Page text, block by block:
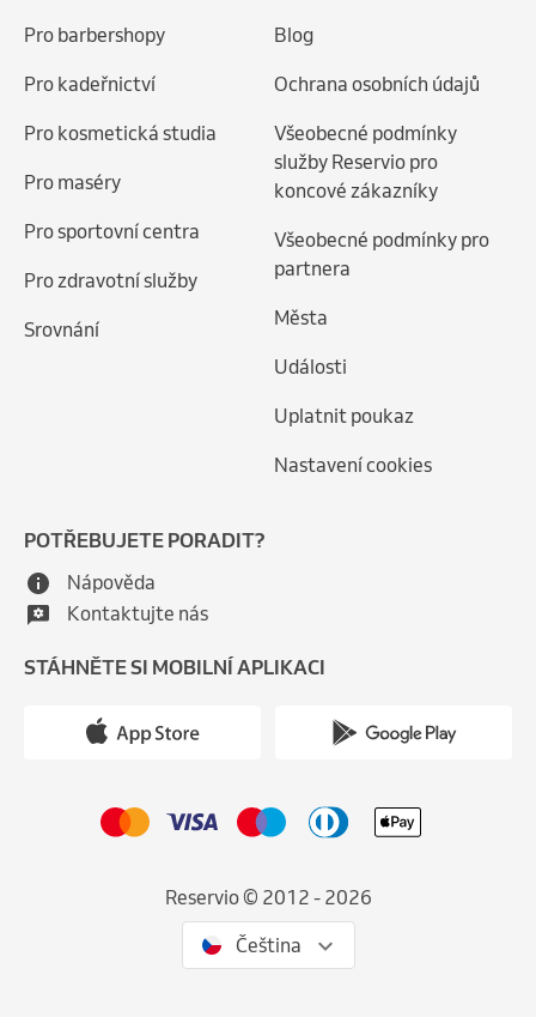
Pro barbershopy
Pro kadeřnictví
Pro kosmetická studia
Pro maséry
Pro sportovní centra
Pro zdravotní služby
Srovnání
Blog
Ochrana osobních údajů
Všeobecné podmínky
služby Reservio pro
koncové zákazníky
Všeobecné podmínky pro
partnera
Města
Události
Uplatnit poukaz
Nastavení cookies
POTŘEBUJETE PORADIT?
Nápověda
Kontaktujte nás
STÁHNĚTE SI MOBILNÍ APLIKACI
Reservio © 2012 - 2026
Čeština